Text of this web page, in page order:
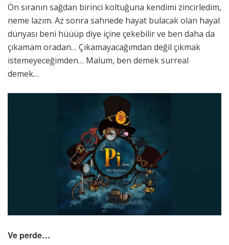
Ön sıranın sağdan birinci koltuğuna kendimi zincirledim,
neme lazım. Az sonra sahnede hayat bulacak olan hayal
dünyası beni hüüüp diye içine çekebilir ve ben daha da
çıkamam oradan… Çıkamayacağımdan değil çıkmak
istemeyeceğimden… Malum, ben demek surreal
demek…
Ve perde…